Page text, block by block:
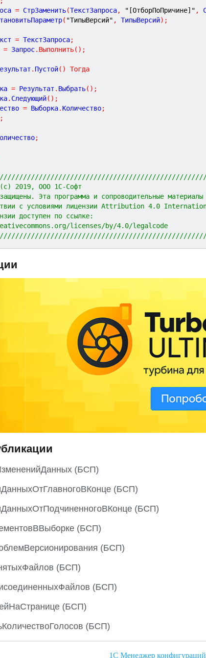
= СтрЗаменить(ТекстЗапроса, "[ОтборПоПричине]" ,
( "ТипыВерсий" , ТипыВерсий) ;
= ТекстЗапроса;
= Запрос. Выполнить( ) ;
. Пустой( ) Тогда
= Результат . Выбрать( ) ;
. Следующий( ) ;
= Выборка. Количество;
;
2019, ООО 1С-Софт
Эта программа и сопроводительные материалы
с условиями лицензии Attribution 4.0
доступен по ссылке:
licenses/by/4.0/legalcode
(БСП)
(БСП)
(БСП)
(БСП)
(БСП)
(БСП)
(БСП)
(БСП)
(БСП)
1С Менеджер конфигураций